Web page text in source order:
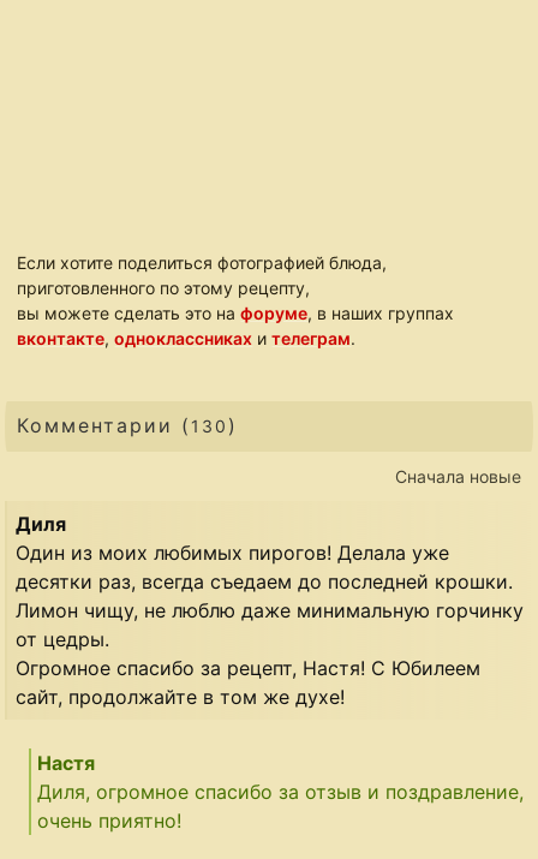
Если хотите поделиться фотографией блюда,
приготовленного по этому рецепту,
вы можете сделать это нафоруме, в наших группах
вконтакте,одноклассниках ителеграм.
Комментарии ( 130 )
Сначала новые
Диля
Один из моих любимых пирогов! Делала уже
десятки раз, всегда съедаем до последней крошки.
Лимон чищу, не люблю даже минимальную горчинку
от цедры.
Огромное спасибо за рецепт, Настя! С Юбилеем
сайт, продолжайте в том же духе!
Настя
Диля, огромное спасибо за отзыв и поздравление,
очень приятно!